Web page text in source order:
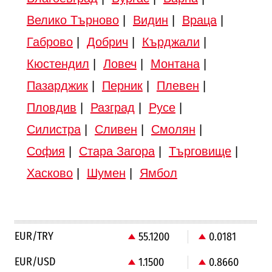
Велико Търново| Видин Враца|
Габрово| Добрич Кърджали
Кюстендил
Ловеч Монтана|
Пазарджик| Перник| Плевен
Пловдив
Разград Русе|
Силистра| Сливен Смолян
София
Стара Загора| Търговище|
Хасково| Шумен Ямбол
EUR/TRY 55.1200
0.0181
EUR/USD
1.1500 0.8660